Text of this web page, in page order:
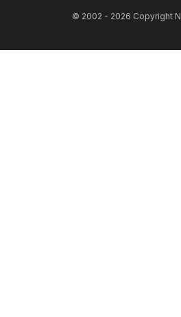
© 2002 - 2026 Copyright